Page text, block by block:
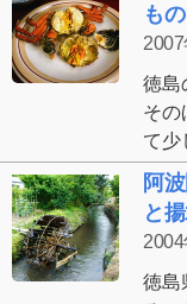
もの
徳島
その
て少
阿
と
徳島